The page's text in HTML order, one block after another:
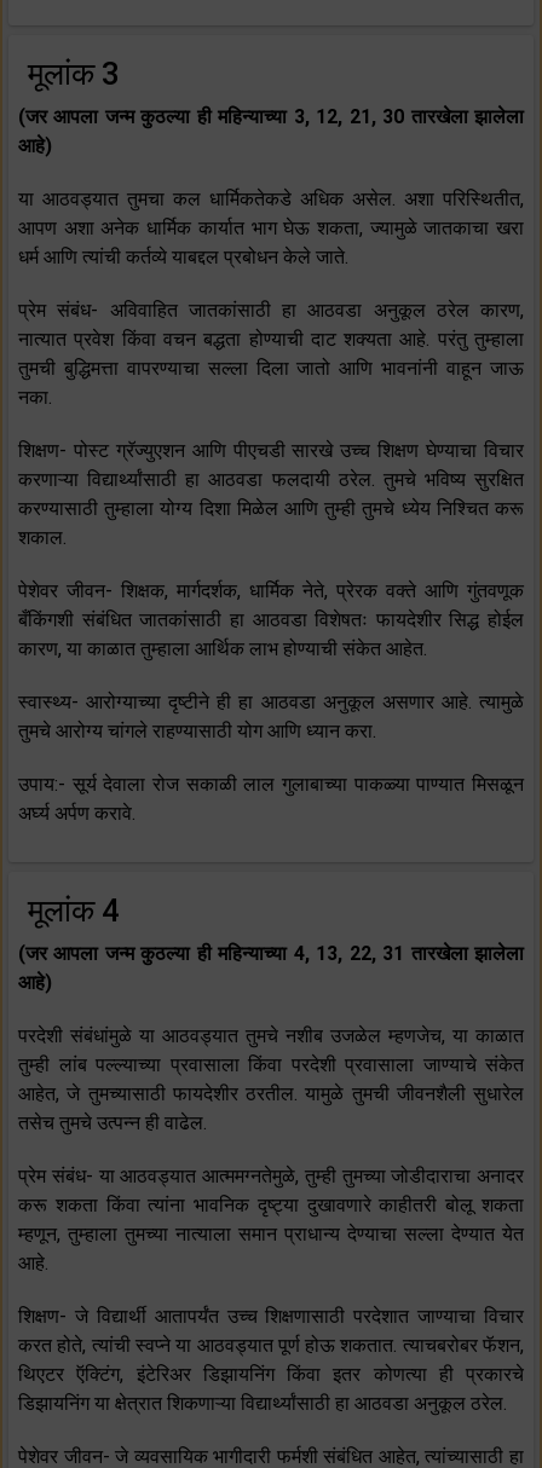
मूलांक 3
(जर आपला जन्म कुठल्या ही महिन्याच्या 3, 12, 21, 30 तारखेला झालेला
आहे)
या आठवड्यात तुमचा कल धार्मिकतेकडे अधिक असेल. अशा परिस्थितीत,
आपण अशा अनेक धार्मिक कार्यात भाग घेऊ शकता, ज्यामुळे जातकाचा खरा
धर्म आणि त्यांची कर्तव्ये याबद्दल प्रबोधन केले जाते.
प्रेम संबंध- अविवाहित जातकांसाठी हा आठवडा अनुकूल ठरेल कारण,
नात्यात प्रवेश किंवा वचन बद्धता होण्याची दाट शक्यता आहे. परंतु तुम्हाला
तुमची बुद्धिमत्ता वापरण्याचा सल्ला दिला जातो आणि भावनांनी वाहून जाऊ
नका.
शिक्षण- पोस्ट ग्रॅज्युएशन आणि पीएचडी सारखे उच्च शिक्षण घेण्याचा विचार
करणाऱ्या विद्यार्थ्यांसाठी हा आठवडा फलदायी ठरेल. तुमचे भविष्य सुरक्षित
करण्यासाठी तुम्हाला योग्य दिशा मिळेल आणि तुम्ही तुमचे ध्येय निश्चित करू
शकाल.
पेशेवर जीवन- शिक्षक, मार्गदर्शक, धार्मिक नेते, प्रेरक वक्ते आणि गुंतवणूक
बँकिंगशी संबंधित जातकांसाठी हा आठवडा विशेषतः फायदेशीर सिद्ध होईल
कारण, या काळात तुम्हाला आर्थिक लाभ होण्याची संकेत आहेत.
स्वास्थ्य- आरोग्याच्या दृष्टीने ही हा आठवडा अनुकूल असणार आहे. त्यामुळे
तुमचे आरोग्य चांगले राहण्यासाठी योग आणि ध्यान करा.
उपाय:- सूर्य देवाला रोज सकाळी लाल गुलाबाच्या पाकळ्या पाण्यात मिसळून
अर्घ्य अर्पण करावे.
मूलांक 4
(जर आपला जन्म कुठल्या ही महिन्याच्या 4, 13, 22, 31 तारखेला झालेला
आहे)
परदेशी संबंधांमुळे या आठवड्यात तुमचे नशीब उजळेल म्हणजेच, या काळात
तुम्ही लांब पल्ल्याच्या प्रवासाला किंवा परदेशी प्रवासाला जाण्याचे संकेत
आहेत, जे तुमच्यासाठी फायदेशीर ठरतील. यामुळे तुमची जीवनशैली सुधारेल
तसेच तुमचे उत्पन्न ही वाढेल.
प्रेम संबंध- या आठवड्यात आत्ममग्नतेमुळे, तुम्ही तुमच्या जोडीदाराचा अनादर
करू शकता किंवा त्यांना भावनिक दृष्ट्या दुखावणारे काहीतरी बोलू शकता
म्हणून, तुम्हाला तुमच्या नात्याला समान प्राधान्य देण्याचा सल्ला देण्यात येत
आहे.
शिक्षण- जे विद्यार्थी आतापर्यंत उच्च शिक्षणासाठी परदेशात जाण्याचा विचार
करत होते, त्यांची स्वप्ने या आठवड्यात पूर्ण होऊ शकतात. त्याचबरोबर फॅशन,
थिएटर ऍक्टिंग, इंटेरिअर डिझायनिंग किंवा इतर कोणत्या ही प्रकारचे
डिझायनिंग या क्षेत्रात शिकणाऱ्या विद्यार्थ्यांसाठी हा आठवडा अनुकूल ठरेल.
पेशेवर जीवन- जे व्यवसायिक भागीदारी फर्मशी संबंधित आहेत, त्यांच्यासाठी हा